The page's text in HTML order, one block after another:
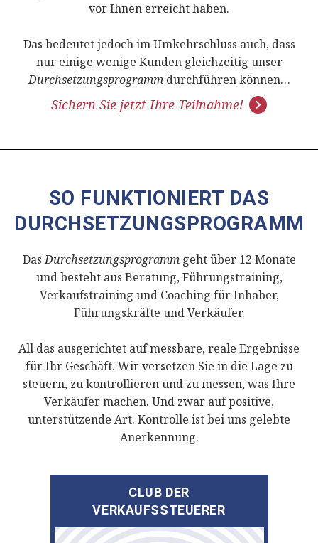
vor Ihnen erreicht haben.
Das bedeutet jedoch im Umkehrschluss auch, dass
nur einige wenige Kunden gleichzeitig unser
Durchsetzungsprogrammdurchführen können…
Sichern Sie jetzt Ihre Teilnahme!
SO FUNKTIONIERT DAS
DURCHSETZUNGSPROGRAMM
DasDurchsetzungsprogrammgeht über 12 Monate
und besteht aus Beratung, Führungstraining,
Verkaufstraining und Coaching für Inhaber,
Führungskräfte und Verkäufer.
All das ausgerichtet auf messbare, reale Ergebnisse
für Ihr Geschäft. Wir versetzen Sie in die Lage zu
steuern, zu kontrollieren und zu messen, was Ihre
Verkäufer machen. Und zwar auf positive,
unterstützende Art. Kontrolle ist bei uns gelebte
Anerkennung.
CLUB DER
VERKAUFSSTEUERER